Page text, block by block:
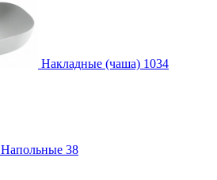
Накладные (чаша) 1034
Напольные 38